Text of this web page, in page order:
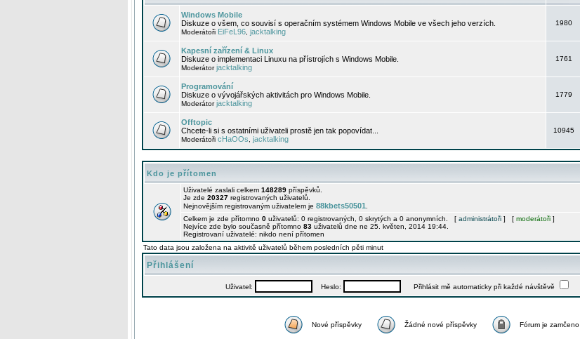
Windows Mobile
Diskuze o všem, co souvisí s operačním systémem Windows Mobile ve všech jeho verzích.
Moderátoři EiFeL96 jacktalking
1980
Kapesní zařízení & Linux
Diskuze o implementaci Linuxu na přístrojích s Windows Mobile.
Moderátorjacktalking
1761
Programování
Diskuze o vývojářských aktivitách pro Windows Mobile.
Moderátorjacktalking
1779
Offtopic
Chcete-li si s ostatními uživateli prostě jen tak popovídat...
Moderátoři cHaOOs jacktalking
10945
Kdo je přítomen
Uživatelé zaslali celkem 148289 příspěvků.
Je zde 20327 registrovaných uživatelů.
Nejnovějším registrovaným uživatelem je 88kbets50501
Celkem je zde přítomno 0 uživatelů: 0 registrovaných, 0 skrytých a 0 anonymních. [ administrátoři ] [ moderátoři ]
Nejvíce zde bylo současně přítomno 83 uživatelů dne ne 25. květen, 2014 19:44.
Registrovaní uživatelé: nikdo není přítomen
Tato data jsou založena na aktivitě uživatelů během posledních pěti minut
Přihlášení
Uživatel: Heslo: Přihlásit mě automaticky při každé návštěvě
Nové příspěvky Žádné nové příspěvky Fórum je zamčeno